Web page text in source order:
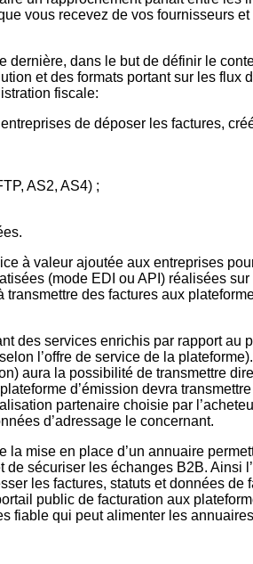
vous recevez de vos fournisseurs
dernière, dans le but de définir le
et des formats portant sur les flux
fiscale:
de déposer les factures,
AS2, AS4) ;
à valeur ajoutée aux entreprises
(mode EDI ou API) réalisées
des factures aux
des services enrichis par rapport au
l’offre de service de la
aura la possibilité de transmettre
d’émission devra
partenaire choisie par
d’adressage le concernant.
mise en place d’un annuaire
sécuriser les échanges B2B. Ainsi
les factures, statuts et données de
public de facturation aux
fiable qui peut alimenter les